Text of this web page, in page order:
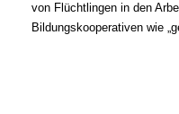
von Flüchtlingen in den
Bildungskooperativen wie